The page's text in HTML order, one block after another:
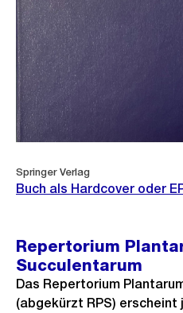
Springer Verlag
Externer
Link:
Buch als Hardcover oder
Repertorium
Succulentarum
Das Repertorium
(abgekürzt RPS) erscheint